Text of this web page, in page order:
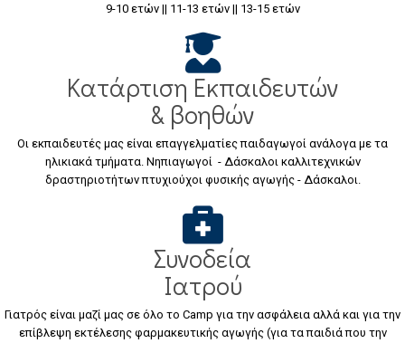
9-10 ετών || 11-13 ετών || 13-15 ετών
Κατάρτιση Εκπαιδευτών
& βοηθών
Οι εκπαιδευτές μας είναι επαγγελματίες παιδαγωγοί ανάλογα με τα
ηλικιακά τμήματα. Νηπιαγωγοί - Δάσκαλοι καλλιτεχνικών
δραστηριοτήτων πτυχιούχοι φυσικής αγωγής - Δάσκαλοι.
Συνοδεία
Ιατρού
Γιατρός είναι μαζί μας σε όλο το Camp για την ασφάλεια αλλά και για την
επίβλεψη εκτέλεσης φαρμακευτικής αγωγής (για τα παιδιά που την